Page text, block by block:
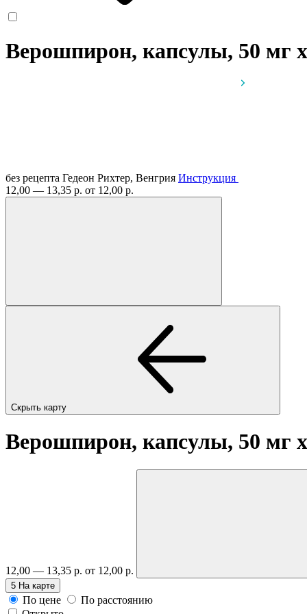
Верошпирон, капсулы, 50 мг
без рецепта Гедеон Рихтер, Венгрия Инструкция
12,00 — 13,35 р. от 12,00 р.
Скрыть карту
Верошпирон, капсулы, 50 мг
12,00 — 13,35 р. от 12,00 р.
5 На карте
По цене
По расстоянию